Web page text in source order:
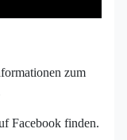
zum
Facebook finden.